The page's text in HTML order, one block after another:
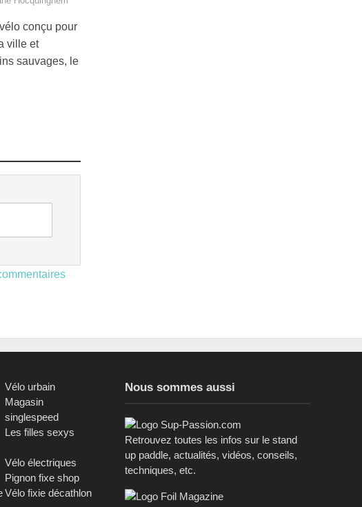
conçu pour
ville et
sauvages, le
Vélo urbain
Magasin
singlespeed
Les filles sexys
Vélo électriques
Pignon fixe shop
Vélo fixie décathlon
Nous sommes aussi
Retrouvez toutes les infos sur le stand
up paddle, actualités, vidéos, conseils,
techniques, etc.